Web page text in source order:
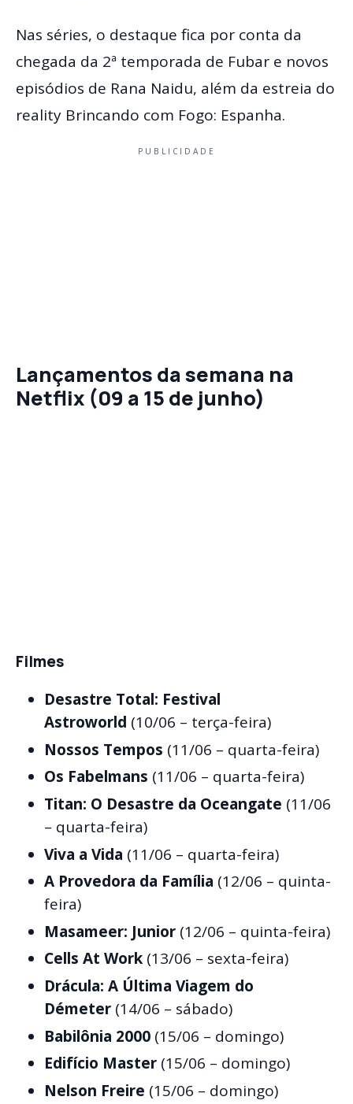
Nas séries, o destaque fica por conta da
chegada da 2ª temporada de Fubar e novos
episódios de Rana Naidu, além da estreia do
reality Brincando com Fogo: Espanha.
PUBLICIDADE
Lançamentos da semana na
Netflix (09 a 15 de junho)
Filmes
Desastre Total: Festival
Astroworld (10/06 – terça-feira)
Nossos Tempos (11/06 – quarta-feira)
Os Fabelmans (11/06 – quarta-feira)
Titan: O Desastre da Oceangate (11/06
– quarta-feira)
Viva a Vida (11/06 – quarta-feira)
A Provedora da Família (12/06 – quinta-
feira)
Masameer: Junior (12/06 – quinta-feira)
Cells At Work (13/06 – sexta-feira)
Drácula: A Última Viagem do
Démeter (14/06 – sábado)
Babilônia 2000 (15/06 – domingo)
Edifício Master (15/06 – domingo)
Nelson Freire (15/06 – domingo)